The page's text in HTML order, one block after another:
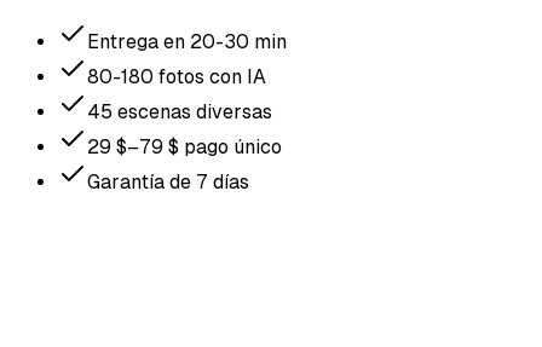
Entrega en 20-30 min
80-180 fotos con IA
45 escenas diversas
29 $–79 $ pago único
Garantía de 7 días